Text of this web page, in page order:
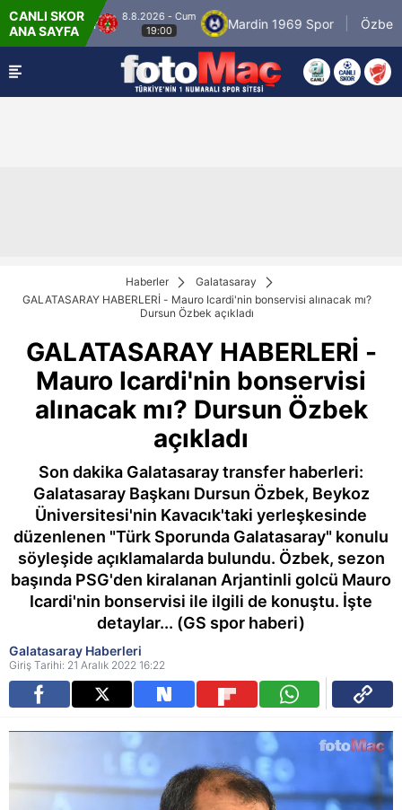
CANLI SKOR
ANA SAYFA
- Cum
19:00
Mardin 1969 Spor Özbelsan Sivasspor
Haberler
Galatasaray
GALATASARAY HABERLERİ - Mauro Icardi'nin bonservisi alınacak mı?
Dursun Özbek açıkladı
GALATASARAY HABERLERİ -
Mauro Icardi'nin bonservisi
alınacak mı? Dursun Özbek
açıkladı
Son dakika Galatasaray transfer haberleri:
Galatasaray Başkanı Dursun Özbek, Beykoz
Üniversitesi'nin Kavacık'taki yerleşkesinde
düzenlenen "Türk Sporunda Galatasaray" konulu
söyleşide açıklamalarda bulundu. Özbek, sezon
başında PSG'den kiralanan Arjantinli golcü Mauro
Icardi'nin bonservisi ile ilgili de konuştu. İşte
detaylar... (GS spor haberi)
Galatasaray Haberleri
Giriş Tarihi: 21 Aralık 2022 16:22